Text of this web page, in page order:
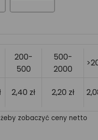
200-
500
500-
2000
2,40 zł 2,20 zł
zobaczyć ceny netto